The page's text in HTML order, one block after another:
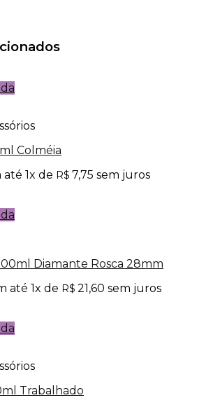
Colméia
até 1x de R$ 7,75 sem juros
Diamante Rosca 28mm
até 1x de R$ 21,60 sem juros
Trabalhado